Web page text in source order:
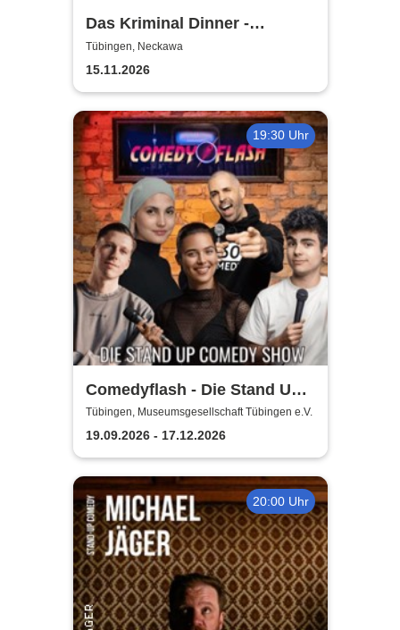
Das Kriminal Dinner -
Alpenkrimi: Knödelmord beim
Gipfeltreffen
Tübingen, Neckawa
15.11.2026
19:30 Uhr
Comedyflash - Die Stand Up
Comedy Show
Tübingen, Museumsgesellschaft Tübingen e.V.
19.09.2026 - 17.12.2026
20:00 Uhr